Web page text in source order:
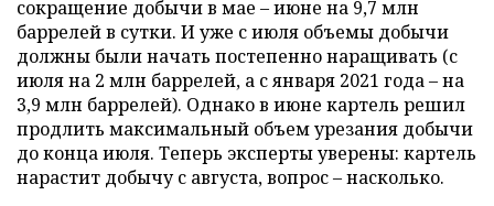
сокращение добычи в мае – июне на 9,7 млн
баррелей в сутки. И уже с июля объемы добычи
должны были начать постепенно наращивать (с
июля на 2 млн баррелей, а с января 2021 года – на
3,9 млн баррелей). Однако в июне картель решил
продлить максимальный объем урезания добычи
до конца июля. Теперь эксперты уверены: картель
нарастит добычу с августа, вопрос – насколько.